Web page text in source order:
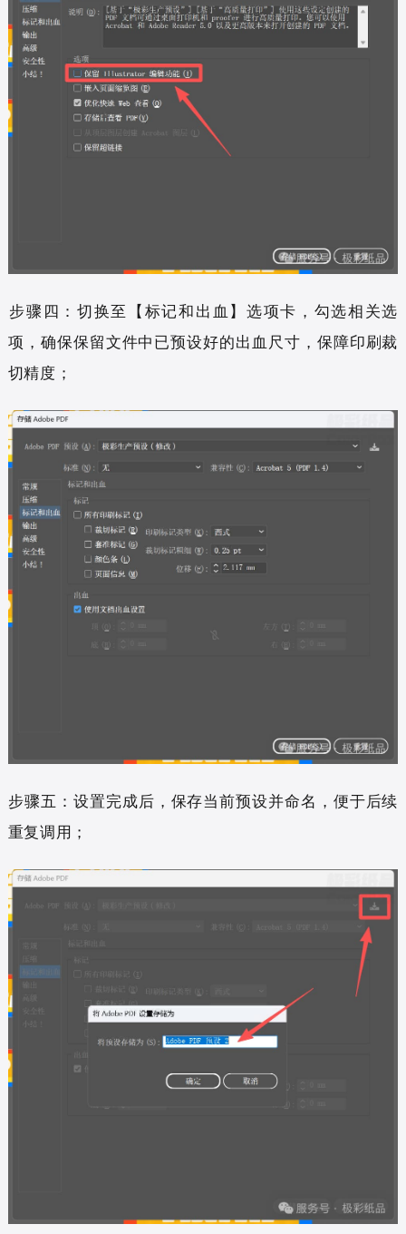
步骤四：切换至【标记和出血】选项卡，勾选相关选
项，确保保留文件中已预设好的出血尺寸，保障印刷裁
切精度；
步骤五：设置完成后，保存当前预设并命名，便于后续
重复调用；